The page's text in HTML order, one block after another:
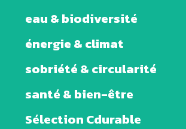
eau & biodiversité
énergie & climat
sobriété & circularité
santé & bien-être
Sélection Cdurable